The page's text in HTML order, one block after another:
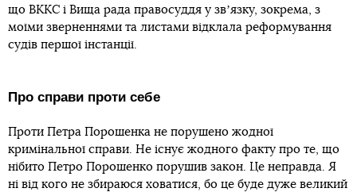
що ВККС і Вища рада правосуддя у звʼязку, зокрема, з
моїми зверненнями та листами відклала реформування
судів першої інстанції.
Про справи проти себе
Проти Петра Порошенка не порушено жодної
кримінальної справи. Не існує жодного факту про те, що
нібито Петро Порошенко порушив закон. Це неправда. Я
ні від кого не збираюся ховатися, бо це буде дуже великий